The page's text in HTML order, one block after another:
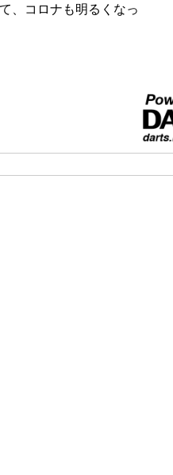
、コロナも明るくなっ